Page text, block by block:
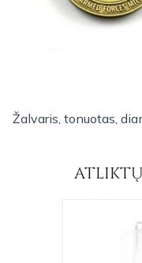
Žalvaris, tonuotas,